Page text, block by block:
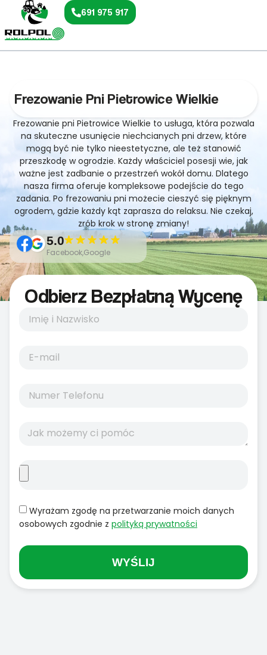
691 975 917
Frezowanie Pni Pietrowice Wielkie
Frezowanie pni Pietrowice Wielkie to usługa, która pozwala
na skuteczne usunięcie niechcianych pni drzew, które
mogą być nie tylko nieestetyczne, ale też stanowić
przeszkodę w ogrodzie. Każdy właściciel posesji wie, jak
ważne jest zadbanie o przestrzeń wokół domu. Dlatego
nasza firma oferuje kompleksowe podejście do tego
zadania. Po frezowaniu pni możecie cieszyć się pięknym
ogrodem, gdzie każdy kąt zaprasza do relaksu. Nie czekaj,
zrób krok w stronę zmiany!
5.0
Facebook,Google
Odbierz Bezpłatną Wycenę
Wyrażam zgodę na przetwarzanie moich danych
osobowych zgodnie z polityką prywatności
WYŚLIJ